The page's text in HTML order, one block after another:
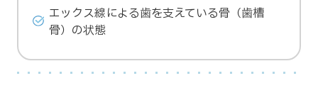
エックス線による歯を支えている骨（歯槽
骨）の状態